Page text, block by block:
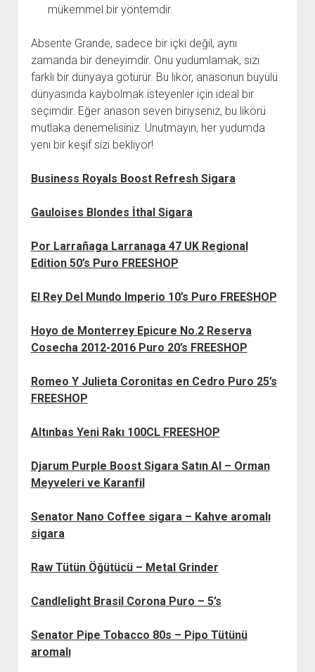
mükemmel bir yöntemdir.
Absente Grande, sadece bir içki değil, aynı
zamanda bir deneyimdir. Onu yudumlamak, sizi
farklı bir dünyaya götürür. Bu likör, anasonun büyülü
dünyasında kaybolmak isteyenler için ideal bir
seçimdir. Eğer anason seven biriyseniz, bu likörü
mutlaka denemelisiniz. Unutmayın, her yudumda
yeni bir keşif sizi bekliyor!
Business Royals Boost Refresh Sigara
Gauloises Blondes İthal Sigara
Por Larrañaga Larranaga 47 UK Regional
Edition 50’s Puro FREESHOP
El Rey Del Mundo Imperio 10’s Puro FREESHOP
Hoyo de Monterrey Epicure No.2 Reserva
Cosecha 2012-2016 Puro 20’s FREESHOP
Romeo Y Julieta Coronitas en Cedro Puro 25’s
FREESHOP
Altınbas Yeni Rakı 100CL FREESHOP
Djarum Purple Boost Sigara Satın Al – Orman
Meyveleri ve Karanfil
Senator Nano Coffee sigara – Kahve aromalı
sigara
Raw Tütün Öğütücü – Metal Grinder
Candlelight Brasil Corona Puro – 5’s
Senator Pipe Tobacco 80s – Pipo Tütünü
aromalı